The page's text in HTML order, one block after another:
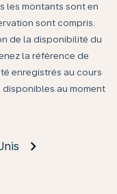
les montants sont en
sont compris.
de la disponibilité du
la référence de
enregistrés au cours
au moment